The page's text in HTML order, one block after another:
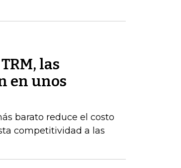
las
en unos
barato reduce el costo
competitividad a las